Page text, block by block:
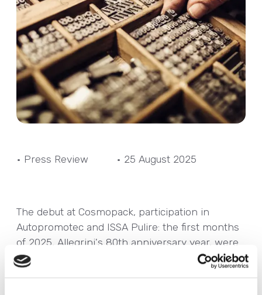
• Press Review • 25 August 2025
The debut at Cosmopack, participation in
Autopromotec and ISSA Pulire: the first months
of 2025, Allegrini's 80th anniversary year, were
marked by important events as well as the